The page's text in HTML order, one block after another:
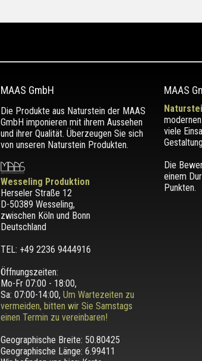
MAAS GmbH
Die Produkte aus Naturstein der MAAS
GmbH imponieren mit ihrem Aussehen
und ihrer Qualität. Überzeugen Sie sich
von unseren Naturstein Produkten.
Wesseling Produktion
Herseler Straße 12
D-50389 Wesseling,
zwischen Köln und Bonn
Deutschland
TEL: +49 2236 9444916
Öffnungszeiten:
Mo-Fr 07:00 - 18:00,
Sa: 07:00-14:00, Um Wartezeiten zu
vermeiden, bitten wir Sie Samstags
einen Termin zu vereinbaren!
Geographische Breite: 50.80425
Geographische Länge: 6.99411
MAAS
viele
Die
einem
Punkten.